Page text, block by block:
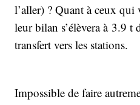
l’aller) ? Quant à ceux
leur bilan s’élèvera à 3.9 t
transfert vers les stations.
Impossible de faire